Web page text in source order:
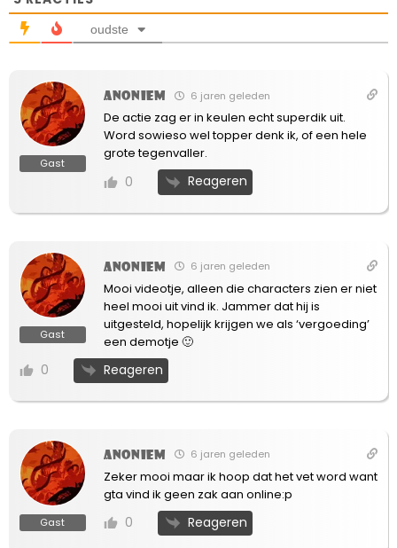
oudste
Gast
Anoniem 6 jaren geleden
De actie zag er in keulen echt superdik uit.
Word sowieso wel topper denk ik, of een hele
grote tegenvaller.
0 Reageren
Gast
Anoniem 6 jaren geleden
Mooi videotje, alleen die characters zien er niet
heel mooi uit vind ik. Jammer dat hij is
uitgesteld, hopelijk krijgen we als ‘vergoeding’
een demotje 🙂
0 Reageren
Gast
Anoniem 6 jaren geleden
Zeker mooi maar ik hoop dat het vet word want
gta vind ik geen zak aan online:p
0 Reageren